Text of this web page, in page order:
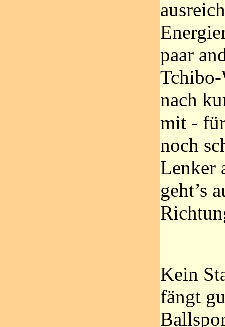
paar
nach
mit -
noch
Lenker
geht’s
Kein
fängt